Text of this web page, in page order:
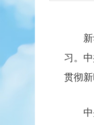
习。
贯彻